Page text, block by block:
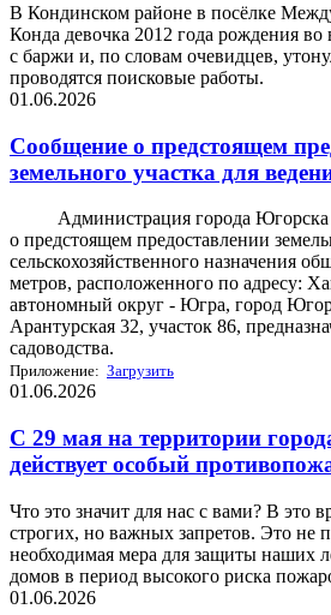
В Кондинском районе в посёлке
Конда девочка 2012 года рождения
с баржи и, по словам очевидцев,
проводятся поисковые работы.
01.06.2026
Сообщение о предстоящем
земельного участка для
Администрация города Югорска
о предстоящем предоставлении
сельскохозяйственного назначения
метров, расположенного по адресу:
автономный округ - Югра, город
Арантурская 32, участок 86,
садоводства.
Приложение: Загрузить
01.06.2026
С 29 мая на территории
действует особый
Что это значит для нас с вами? В это
строгих, но важных запретов. Это не
необходимая мера для защиты наших
домов в период высокого риска
01.06.2026